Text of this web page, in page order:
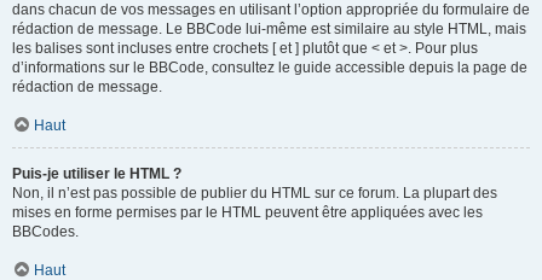
dans chacun de vos messages en utilisant l’option appropriée du formulaire de
rédaction de message. Le BBCode lui-même est similaire au style HTML, mais
les balises sont incluses entre crochets [ et ] plutôt que < et >. Pour plus
d’informations sur le BBCode, consultez le guide accessible depuis la page de
rédaction de message.
Haut
Puis-je utiliser le HTML ?
Non, il n’est pas possible de publier du HTML sur ce forum. La plupart des
mises en forme permises par le HTML peuvent être appliquées avec les
BBCodes.
Haut